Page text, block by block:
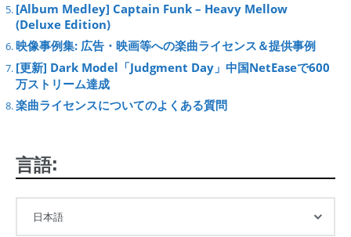
[Album Medley] Captain Funk – Heavy Mellow
(Deluxe Edition)
映像事例集: 広告・映画等への楽曲ライセンス＆提供事例
[更新] Dark Model「Judgment Day」中国NetEaseで600
万ストリーム達成
楽曲ライセンスについてのよくある質問
言語: